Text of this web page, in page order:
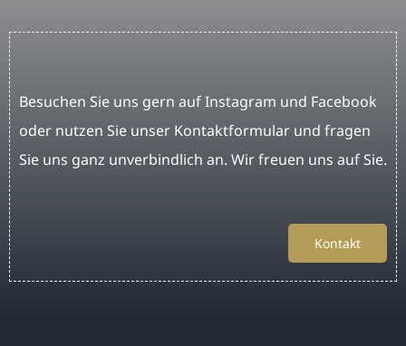
Besuchen Sie uns gern auf Instagram und Facebook
oder nutzen Sie unser Kontaktformular und fragen
Sie uns ganz unverbindlich an. Wir freuen uns auf Sie.
Kontakt